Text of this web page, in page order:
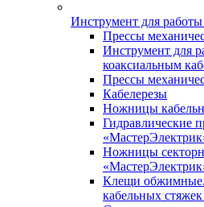
Инструмент для работы
Прессы
Инструмент для
коаксиальным
Прессы
Кабелерезы
Ножницы
Гидравлические
Ножницы
Клещи обжимные.
кабельных